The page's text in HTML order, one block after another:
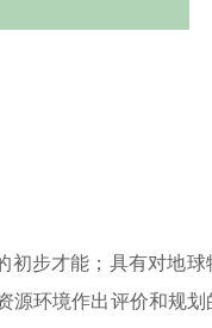
初步才能；具有对地球
源环境作出评价和规划